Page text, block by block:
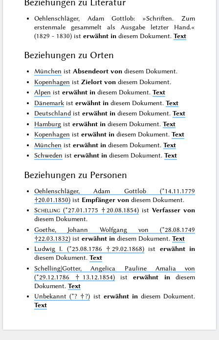
Oehlenschläger, Adam Gottlob: »Schriften. Zum
erstenmale gesammelt als Ausgabe letzter Hand.«
(1829 - 1830) isterwähnt in diesem Dokument.Text
Beziehungen zu Orten
München ist Absendeort von diesem Dokument.
Kopenhagen istZielort von diesem Dokument.
Alpen isterwähnt in diesem Dokument.Text
Dänemark isterwähnt in diesem Dokument.Text
Deutschland isterwähnt in diesem Dokument.Text
Hamburg isterwähnt in diesem Dokument.Text
Kopenhagen isterwähnt in diesem Dokument.Text
München isterwähnt in diesem Dokument.Text
Schweden isterwähnt in diesem Dokument.Text
Beziehungen zu Personen
Oehlenschläger, Adam Gottlob (*14.11.1779
†20.01.1850) ist Empfänger von diesem Dokument.
Schelling (*27.01.1775 †20.08.1854)ist Verfasser von
diesem Dokument.
Goethe, Johann Wolfgang von (*28.08.1749
†22.03.1832) isterwähnt in diesem Dokument.Text
Ludwig I. (*25.08.1786 †29.02.1868) ist erwähnt in
diesem Dokument.Text
Schelling|Gotter, Angelica Pauline Amalia von
(*29.12.1786 †13.12.1854)isterwähnt indiesem
Dokument.Text
Unbekannt (*? †?) ist erwähnt indiesem Dokument.
Text